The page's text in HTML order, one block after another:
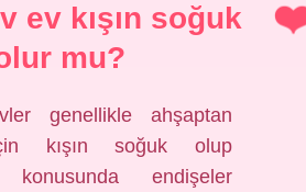
ev kışın soğuk
mu?
genellikle ahşaptan
kışın soğuk olup
konusunda endişeler